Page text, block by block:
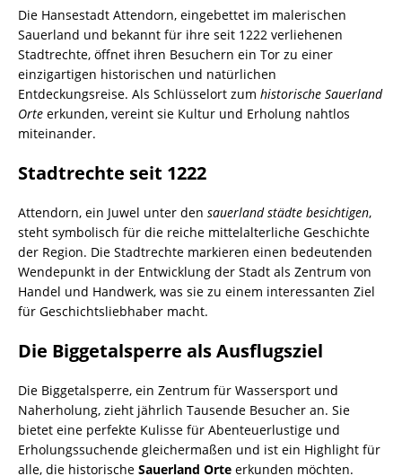
Die Hansestadt Attendorn, eingebettet im malerischen
Sauerland und bekannt für ihre seit 1222 verliehenen
Stadtrechte, öffnet ihren Besuchern ein Tor zu einer
einzigartigen historischen und natürlichen
Entdeckungsreise. Als Schlüsselort zum historische Sauerland
Orte erkunden, vereint sie Kultur und Erholung nahtlos
miteinander.
Stadtrechte seit 1222
Attendorn, ein Juwel unter den sauerland städte besichtigen,
steht symbolisch für die reiche mittelalterliche Geschichte
der Region. Die Stadtrechte markieren einen bedeutenden
Wendepunkt in der Entwicklung der Stadt als Zentrum von
Handel und Handwerk, was sie zu einem interessanten Ziel
für Geschichtsliebhaber macht.
Die Biggetalsperre als Ausflugsziel
Die Biggetalsperre, ein Zentrum für Wassersport und
Naherholung, zieht jährlich Tausende Besucher an. Sie
bietet eine perfekte Kulisse für Abenteuerlustige und
Erholungssuchende gleichermaßen und ist ein Highlight für
alle, die historische Sauerland Orte erkunden möchten.